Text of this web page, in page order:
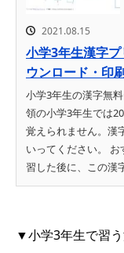
2021.08.15
小学3年生漢字
ウンロード・印
小学3年生の漢字無
領の小学3年生では
覚えられません。漢
いってください。
習した後に、この漢
▼小学3年生で習